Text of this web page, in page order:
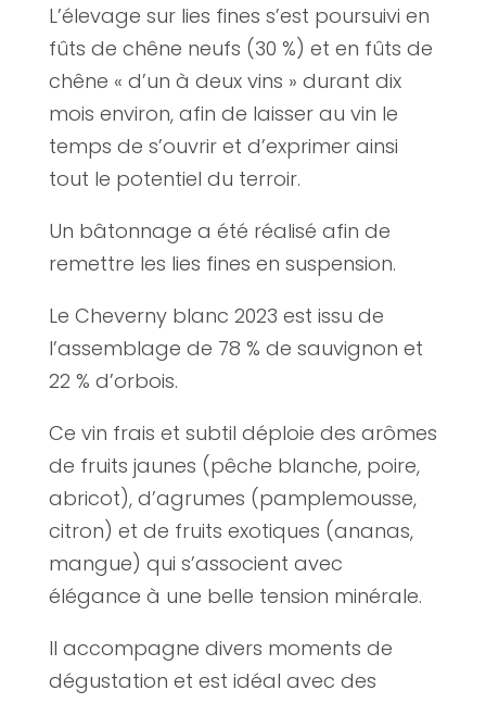
L’élevage sur lies fines s’est poursuivi en
fûts de chêne neufs (30 %) et en fûts de
chêne « d’un à deux vins » durant dix
mois environ, afin de laisser au vin le
temps de s’ouvrir et d’exprimer ainsi
tout le potentiel du terroir.
Un bâtonnage a été réalisé afin de
remettre les lies fines en suspension.
Le Cheverny blanc 2023 est issu de
l’assemblage de 78 % de sauvignon et
22 % d’orbois.
Ce vin frais et subtil déploie des arômes
de fruits jaunes (pêche blanche, poire,
abricot), d’agrumes (pamplemousse,
citron) et de fruits exotiques (ananas,
mangue) qui s’associent avec
élégance à une belle tension minérale.
Il accompagne divers moments de
dégustation et est idéal avec des